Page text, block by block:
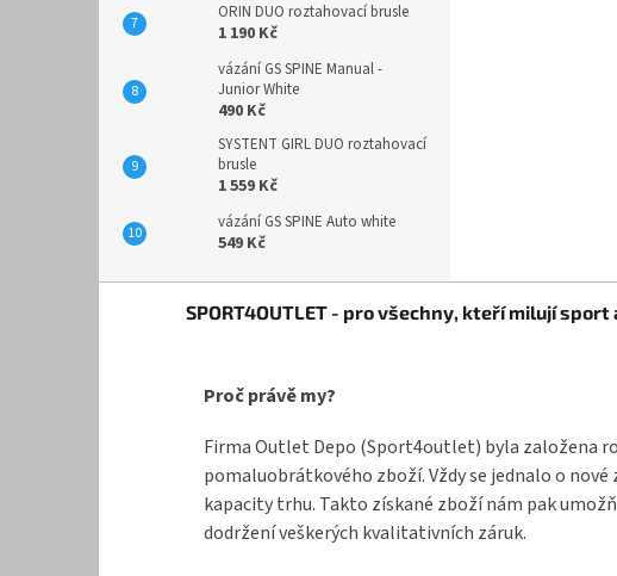
ORIN DUO roztahovací brusle
1 190 Kč
vázání GS SPINE Manual -
Junior White
490 Kč
SYSTENT GIRL DUO roztahovací
brusle
1 559 Kč
vázání GS SPINE Auto white
549 Kč
SPORT4OUTLET - pro všechny, kteří milují sport
Proč právě my?
Firma Outlet Depo (Sport4outlet) byla založena
pomaluobrátkového zboží. Vždy se jednalo o
kapacity trhu. Takto získané zboží nám pak
dodržení veškerých kvalitativních záruk.